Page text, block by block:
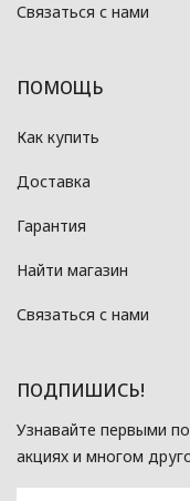
Связаться с нами
ПОМОЩЬ
Как купить
Доставка
Гарантия
Найти магазин
Связаться с нами
ПОДПИШИСЬ!
Узнавайте первыми
акциях и многом